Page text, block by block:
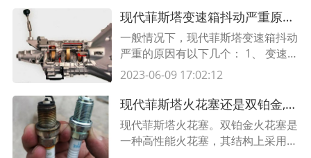
机进行检查，确定异响的原因，如果
是由于发动机本身的原因，那么更换
发动机是最好的选择。其次，应该选
择一台合适的发动机，确保发动机的
性能和使用寿命，并确保安装正确无
现代菲斯塔变速箱抖动严重原因,换完变速箱油底盘抖动严重
一般情况下，现代菲斯塔变速箱抖动
严重的原因有以下几个： 1、 变速
箱油量不足或变速箱油质量不佳：变
会导致变速箱内部部件的摩擦不足，
从而产生抖动现象。 2、 变速箱内
部有损坏：由于变速箱内部部件的损
坏，会导致变速箱内部部件的摩擦不
2023-06-09 17:02:12
现代菲斯塔火花塞还是双铂金,火花塞通用吗还是通用
现代菲斯塔火花塞。双铂金火花塞是
一种高性能火花塞，其结构上采用了